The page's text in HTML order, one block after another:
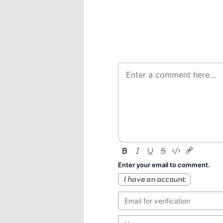
Enter your email to comment.
I have an account